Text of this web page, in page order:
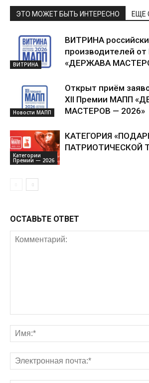
ЭТО МОЖЕТ БЫТЬ ИНТЕРЕСНО ЕЩЕ
ВИТРИНА
ВИТРИНА
производителей
«ДЕРЖАВА
Новости МАПП
Открыт приём
XII Премии МАПП
МАСТЕРОВ — 2026»
Категории
Премии — 2026
КАТЕГОРИЯ
ПАТРИОТИЧЕСКОЙ
ОСТАВЬТЕ ОТВЕТ